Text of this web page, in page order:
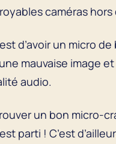
caméras
d’avoir un micro
mauvaise image
audio.
un bon micro-
parti ! C’est